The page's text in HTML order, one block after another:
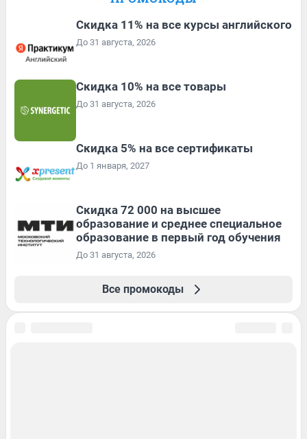
Скидка 11% на все курсы английского
До 31 августа, 2026
Скидка 10% на все товары
До 31 августа, 2026
Скидка 5% на все сертификаты
До 1 января, 2027
Скидка 72 000 на высшее
образование и среднее специальное
образование в первый год обучения
До 31 августа, 2026
Все промокоды